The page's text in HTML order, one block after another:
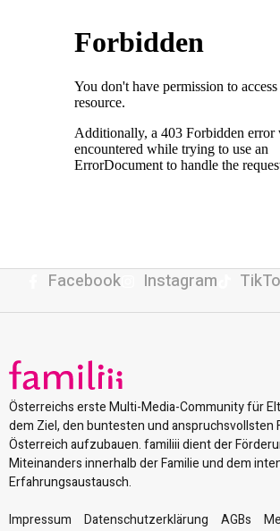
Facebook Instagram
Österreichs erste Multi-Media-Community für
dem Ziel, den buntesten und anspruchsvollsten
Österreich aufzubauen. familiii dient der
Miteinanders innerhalb der Familie und dem
Erfahrungsaustausch.
Impressum
Datenschutzerklärung AGBs